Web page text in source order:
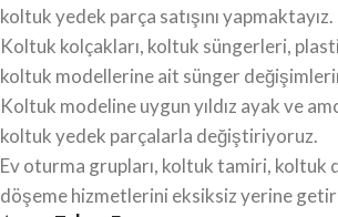
koltuk yedek parça satışını yapmaktayız.
Koltuk kolçakları, koltuk süngerleri,
koltuk modellerine ait sünger
Koltuk modeline uygun yıldız ayak ve
koltuk yedek parçalarla değiştiriyoruz.
Ev oturma grupları, koltuk tamiri, koltuk
döşeme hizmetlerini eksiksiz yerine